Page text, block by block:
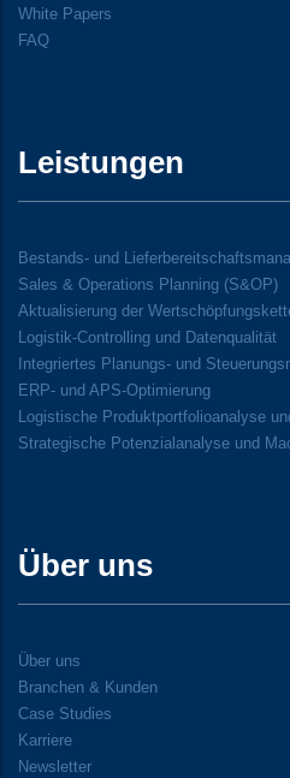
White Papers
FAQ
Leistungen
Bestands- und
Sales & Operations Planning (S&OP)
Aktualisierung der
Logistik-Controlling und Datenqualität
Integriertes Planungs- und
ERP- und APS-Optimierung
Logistische Produktportfolioanalyse
Strategische Potenzialanalyse und
Über uns
Über uns
Branchen & Kunden
Case Studies
Karriere
Newsletter